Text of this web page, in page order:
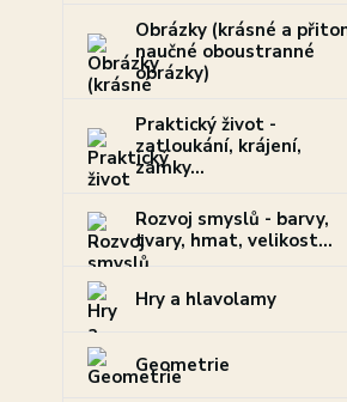
Obrázky (krásné a
naučné oboustranné
obrázky)
Praktický život -
zatloukání, krájení,
zámky...
Rozvoj smyslů - barvy,
tvary, hmat, velikost...
Hry a hlavolamy
Geometrie